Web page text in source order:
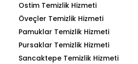
Ostim Temizlik Hizmeti
Öveçler Temizlik Hizmeti
Pamuklar Temizlik Hizmeti
Pursaklar Temizlik Hizmeti
Sancaktepe Temizlik Hizmeti